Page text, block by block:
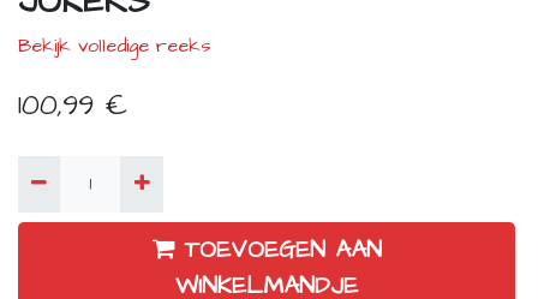
Bekijk volledige reeks
100,99 €
TOEVOEGEN AAN
WINKELMANDJE